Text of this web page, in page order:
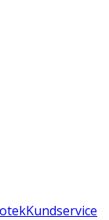
Kundservice